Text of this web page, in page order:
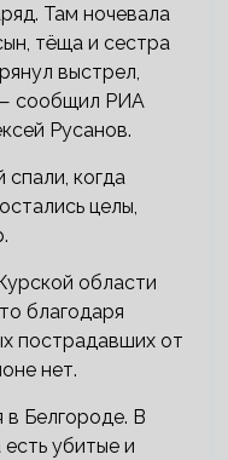
Там ночевала
тёща и сестра
выстрел,
— сообщил РИА
Русанов.
спали, когда
целы,
области
благодаря
пострадавших от
нет.
Белгороде. В
убитые и